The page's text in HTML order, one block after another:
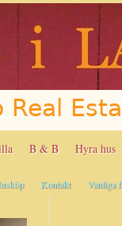
B & B Hyra hus
Kontakt Vanliga